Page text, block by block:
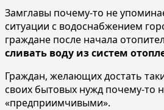
Замглавы почему-то не
ситуации с водоснабжением
граждане после начала
сливать воду из систем
Граждан, желающих достать
своих бытовых нужд почему-то
«предприимчивыми».